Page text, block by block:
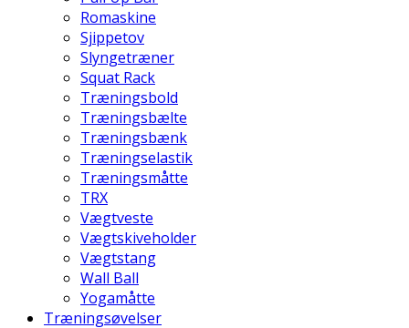
Romaskine
Sjippetov
Slyngetræner
Squat Rack
Træningsbold
Træningsbælte
Træningsbænk
Træningselastik
Træningsmåtte
TRX
Vægtveste
Vægtskiveholder
Vægtstang
Wall Ball
Yogamåtte
Træningsøvelser